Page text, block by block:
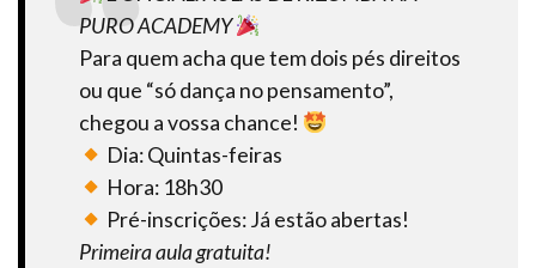
PURO ACADEMY
Para quem acha que tem dois pés direitos
ou que “só dança no pensamento”,
chegou a vossa chance!
Dia: Quintas-feiras
Hora: 18h30
Pré-inscrições: Já estão abertas!
Primeira aula gratuita!